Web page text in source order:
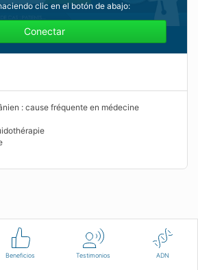
Beneficios Testimonios ADN
clic en el botón de abajo:
Conectar
: cause fréquente en médecine
Condiciones de uso Contáctenos